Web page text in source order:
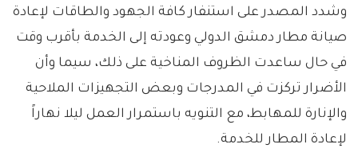
وشدد المصدر على استنفار كافة الجهود والطاقات لإعادة
صيانة مطار دمشق الدولي وعودته إلى الخدمة بأقرب وقت
في حال ساعدت الظروف المناخية على ذلك، سيما وأن
الأضرار تركزت في المدرجات وبعض التجهيزات الملاحية
والإنارة للمهابط، مع التنويه باستمرار العمل ليلا نهاراً
لإعادة المطار للخدمة.